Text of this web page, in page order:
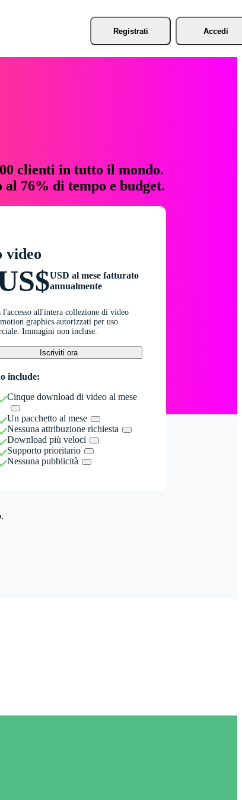
Registrati Accedi
clienti in tutto il mondo.
76% di tempo e budget.
video
USD al mese fatturato
annualmente
l'accesso all'intera collezione di video
graphics autorizzati per uso
Immagini non incluse.
Iscriviti ora
include:
Cinque download di video al mese
Un pacchetto al mese
Nessuna attribuzione richiesta
Download più veloci
Supporto prioritario
Nessuna pubblicità